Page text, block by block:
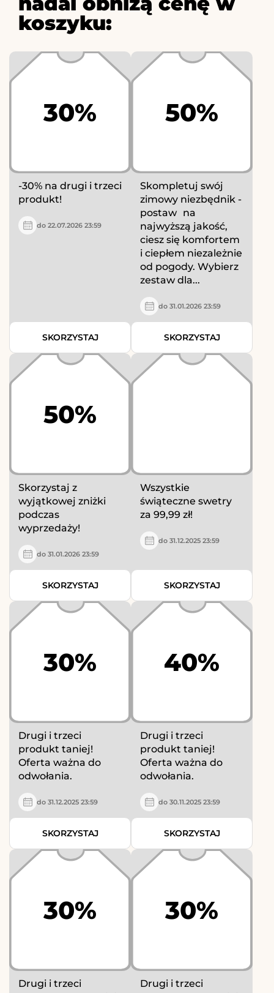
koszyku:
30%
-30% na drugi i trzeci
produkt!
do 22.07.2026 23:59
SKORZYSTAJ
50%
Skompletuj swój
zimowy niezbędnik -
postaw na
najwyższą jakość,
ciesz się komfortem
i ciepłem niezależnie
od pogody. Wybierz
zestaw dla...
do 31.01.2026 23:59
SKORZYSTAJ
50%
Skorzystaj z
wyjątkowej zniżki
podczas
wyprzedaży!
do 31.01.2026 23:59
SKORZYSTAJ
Wszystkie
świąteczne swetry
za 99,99 zł!
do 31.12.2025 23:59
SKORZYSTAJ
30%
Drugi i trzeci
produkt taniej!
Oferta ważna do
odwołania.
do 31.12.2025 23:59
SKORZYSTAJ
40%
Drugi i trzeci
produkt taniej!
Oferta ważna do
odwołania.
do 30.11.2025 23:59
SKORZYSTAJ
30%
Drugi i trzeci
30%
Drugi i trzeci